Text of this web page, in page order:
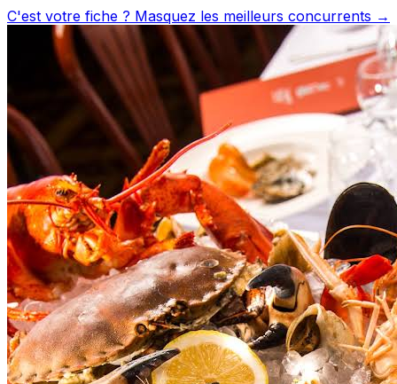
C'est votre fiche ? Masquez les meilleurs concurrents →